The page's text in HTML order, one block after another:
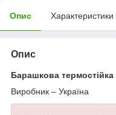
Опис Характеристики
Опис
Барашкова термостійка
Виробник – Україна